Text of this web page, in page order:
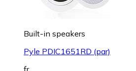
Built-in speakers
Pyle PDIC1651RD (par)
fr.